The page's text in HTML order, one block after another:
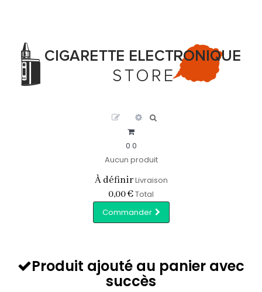
0 0
Aucun produit
À définirLivraison
0,00 €Total
Commander
Produit ajouté au panier avec
succès